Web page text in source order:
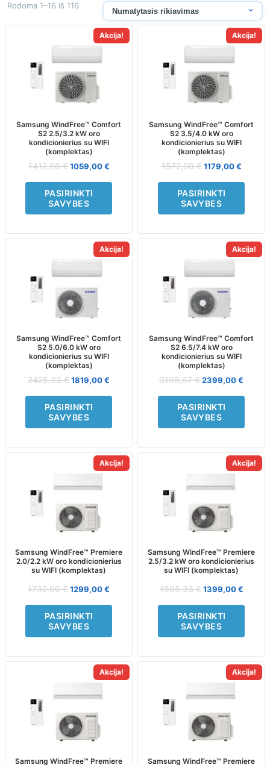
Rodoma 1–16 iš 116
Akcija!
Samsung WindFree™ Comfort
S2 2.5/3.2 kW oro
kondicionierius su WIFI
(komplektas)
1412,66€ 1059,00€
PASIRINKTI
SAVYBES
product
has
multiple
variants.
The
may
be
chosen
on
the
product
page
Akcija!
Samsung WindFree™ Comfort
S2 3.5/4.0 kW oro
kondicionierius su WIFI
(komplektas)
1572,00€ 1179,00€
PASIRINKTI
SAVYBES
product
has
multiple
variants.
The
may
be
chosen
on
the
product
page
Akcija!
Samsung WindFree™ Comfort
S2 5.0/6.0 kW oro
kondicionierius su WIFI
(komplektas)
2425,33€1819,00€
PASIRINKTI
SAVYBES
product
has
multiple
variants.
The
may
be
chosen
on
the
product
page
Akcija!
Samsung WindFree™ Comfort
S2 6.5/7.4 kW oro
kondicionierius su WIFI
(komplektas)
3198,67€2399,00€
PASIRINKTI
SAVYBES
product
has
multiple
variants.
The
may
be
chosen
on
the
product
page
Akcija!
Samsung WindFree™ Premiere
2.0/2.2 kW oro kondicionierius
su WIFI (komplektas)
1732,00€1299,00€
PASIRINKTI
SAVYBES
has
multiple
variants.
The
may
be
chosen
on
product
page
Akcija!
Samsung WindFree™ Premiere
2.5/3.2 kW oro kondicionierius
su WIFI (komplektas)
1865,33€ 1399,00€
PASIRINKTI
SAVYBES
has
multiple
variants.
The
may
be
chosen
on
product
page
Akcija!
Samsung WindFree™ Premiere
has
multiple
variants.
The
may
Akcija!
Samsung WindFree™ Premiere
has
multiple
variants.
The
may